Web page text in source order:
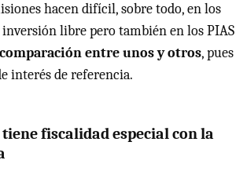
hacen difícil, sobre todo, en los
inversión libre pero también en los PIAS
comparación entre unos y otros, pues
interés de referencia.
tiene fiscalidad especial con la